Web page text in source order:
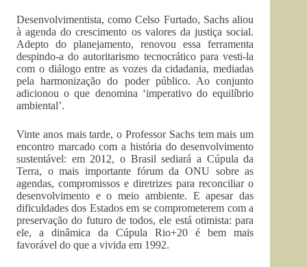
Desenvolvimentista, como Celso Furtado, Sachs aliou
à agenda do crescimento os valores da justiça social.
Adepto do planejamento, renovou essa ferramenta
despindo-a do autoritarismo tecnocrático para vesti-la
com o diálogo entre as vozes da cidadania, mediadas
pela harmonização do poder público. Ao conjunto
adicionou o que denomina ‘imperativo do equilíbrio
ambiental’.
Vinte anos mais tarde, o Professor Sachs tem mais um
encontro marcado com a história do desenvolvimento
sustentável: em 2012, o Brasil sediará a Cúpula da
Terra, o mais importante fórum da ONU sobre as
agendas, compromissos e diretrizes para reconciliar o
desenvolvimento e o meio ambiente. E apesar das
dificuldades dos Estados em se comprometerem com a
preservação do futuro de todos, ele está otimista: para
ele, a dinâmica da Cúpula Rio+20 é bem mais
favorável do que a vivida em 1992.